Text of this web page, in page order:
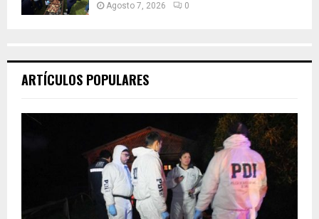
Agosto 7, 2026 0
ARTÍCULOS POPULARES